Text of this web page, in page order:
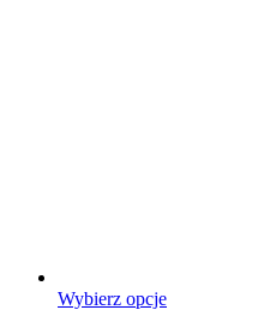
Wybierz opcjeTen